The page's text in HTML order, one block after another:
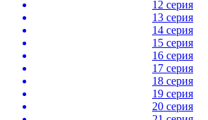
12 серия
13 серия
14 серия
15 серия
16 серия
17 серия
18 серия
19 серия
20 серия